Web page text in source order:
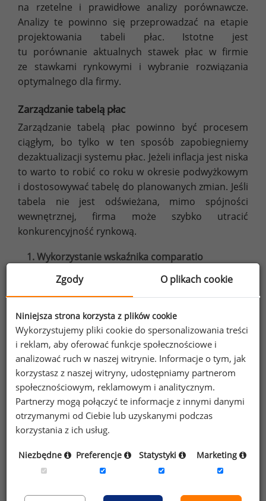
na rzetelne i prawidłowe analizy porównawcze.
Analizy te powinno się przeprowadzać na etapie
projektowania tabeli płac. Istotne jest
tu porównanie aktualnych stawek płac w firmie
ze stawkami rynkowymi i wybranie rozwiązania
optymalnego dla firmy.
Zarządzanie tabelą płac
Zarządzanie tabelą płac powinno być procesem
ciągłym, bo tylko w ten sposób zapobiegniemy
dezaktualizacji systemu płac. Jeżeli inflacja jest niska
to warto to robić co roku w okresie podwyżkowym
i dostosowywać tabelę do planowanych zmian. Jeśli
tabela nie jest odświeżana, mimo spójności
wewnętrznej, firma może szybko utracić
konkurencyjność rynkową.
1. Wykorzystanie wskaźnika comparatio
To podstawowe narzędzie analityczne
< 80%: jest to sygnał do szybkich podwyżek
(ryzyko odejścia).
90-110%: jest to stan optymalny
dla doświadczonego pracownika.
>120%: jest to sygnał, że pracownik jest
opłacany powyżej rynku i warto zweryfikować
czy na to zasługuje. Jeżeli jego wyniki nie są
tempo wzrostu jego wynagrodzeń.
Zgody O plikach cookie
Niniejsza strona korzysta z plików cookie
Wykorzystujemy pliki cookie do spersonalizowania treści
i reklam, aby oferować funkcje społecznościowe i
analizować ruch w naszej witrynie. Informacje o tym, jak
korzystasz z naszej witryny, udostępniamy partnerom
społecznościowym, reklamowym i analitycznym.
Partnerzy mogą połączyć te informacje z innymi danymi
otrzymanymi od Ciebie lub uzyskanymi podczas
korzystania z ich usług.
Niezbędne Preferencje Statystyki Marketing